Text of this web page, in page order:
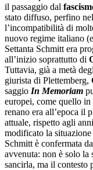
il passaggio dal
stato diffuso, perfino
l’incompatibilità di
nuovo regime italiano
Settanta Schmitt era
all’inizio soprattutto di
Tuttavia, già a metà
giurista di Plettemberg,
saggio In Memoriam
europei, come quello
renano era all’epoca il
attuale, rispetto agli
modificato la
Schmitt è confermata
avvenuta: non è solo la
sancirla, ma il contesto